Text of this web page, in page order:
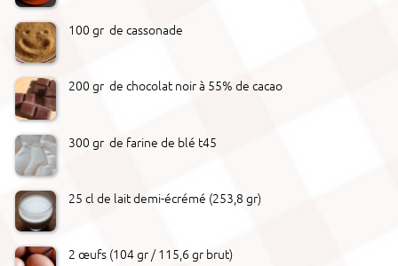
100 gr de cassonade
200 gr de chocolat noir à 55% de cacao
300 gr de farine de blé t45
25 cl de lait demi-écrémé (253,8 gr)
2 œufs (104 gr / 115,6 gr brut)